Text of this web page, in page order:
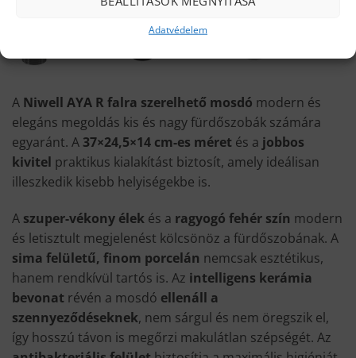
Adatvédelem
A Niwell AYA R falra szerelhető mosdó modern és
elegáns megoldás kis és nagy fürdőszobák számára
egyaránt. A 37×24,5×14 cm-es méret és a jobbos
kivitel praktikus kialakítást biztosít, amely ideálisan
illeszkedik kisebb helyiségekbe is.
A szuper-vékony élek és a ragyogó fehér szín modern
és letisztult megjelenést kölcsönöz a fürdőszobának. A
sima felületű, finom porcelán nemcsak esztétikus,
hanem rendkívül tartós is. Az intelligens kerámia
bevonat révén a mosdó ellenáll a
szennyeződéseknek, nem sárgul és nem öregszik el,
így hosszú távon is megőrzi makulátlan szépségét. Az